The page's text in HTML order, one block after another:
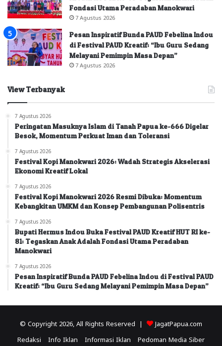
Fondasi Utama Peradaban Manokwari
7 Agustus 2026
Pesan Inspiratif Bunda PAUD Febelina Indou
di Festival PAUD Kreatif: “Ibu Guru Sedang
Melayani Pemimpin Masa Depan”
7 Agustus 2026
View Terbanyak
7 Agustus 2026
Peringatan Masuknya Islam di Tanah Papua ke-666 Digelar
Besok, Momentum Perkuat Iman dan Toleransi
7 Agustus 2026
Festival Kopi Manokwari 2026: Wadah Strategis Akselerasi
Ekonomi Kreatif Lokal
7 Agustus 2026
Festival Kopi Manokwari 2026 Resmi Dibuka: Momentum
Kebangkitan UMKM dan Konsep Pembangunan Polisentris
7 Agustus 2026
Bupati Hermus Indou Buka Festival PAUD Kreatif HUT RI ke-
81: Tegaskan Anak Adalah Fondasi Utama Peradaban
Manokwari
7 Agustus 2026
Pesan Inspiratif Bunda PAUD Febelina Indou di Festival PAUD
Kreatif: “Ibu Guru Sedang Melayani Pemimpin Masa Depan”
© Copyright 2026, All Rights Reserved | JagatPapua.com
Redaksi Info Iklan Informasi Iklan Pedoman Media Siber